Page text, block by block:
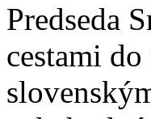
Predseda
cestami